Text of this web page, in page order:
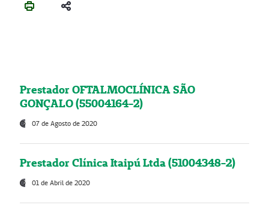
Prestador OFTALMOCLÍNICA SÃO
GONÇALO (55004164-2)
07 de Agosto de 2020
Prestador Clínica Itaipú Ltda (51004348-2)
01 de Abril de 2020